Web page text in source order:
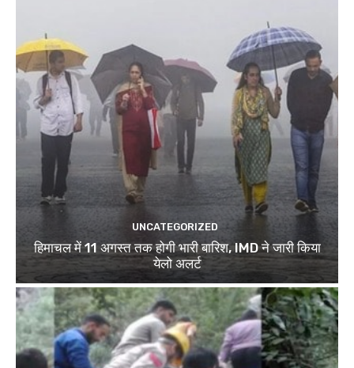
UNCATEGORIZED
हिमाचल में 11 अगस्त तक होगी भारी बारिश, IMD ने जारी किया
येलो अलर्ट